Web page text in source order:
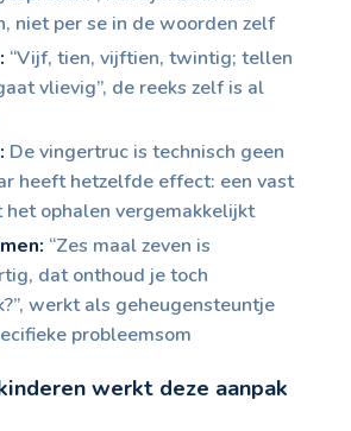
niet per se in de woorden zelf
“Vijf, tien, vijftien, twintig; tellen
vlievig”, de reeks zelf is al
De vingertruc is technisch geen
heeft hetzelfde effect: een vast
het ophalen vergemakkelijkt
“Zes maal zeven is
dat onthoud je toch
werkt als geheugensteuntje
probleemsom
werkt deze aanpak